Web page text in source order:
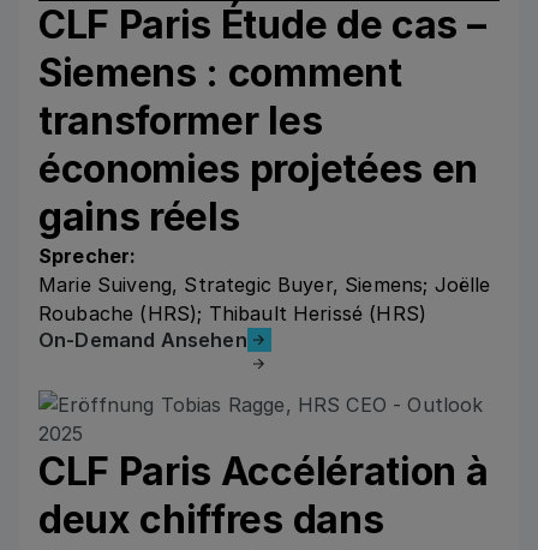
CLF Paris Étude de cas –
Siemens : comment
transformer les
économies projetées en
gains réels
Sprecher:
Marie Suiveng, Strategic Buyer, Siemens; Joëlle
Roubache (HRS); Thibault Herissé (HRS)
On-Demand Ansehen
On-Demand Ansehen
CLF Paris Accélération à
deux chiffres dans